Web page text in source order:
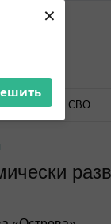
×
ветеранов СВО